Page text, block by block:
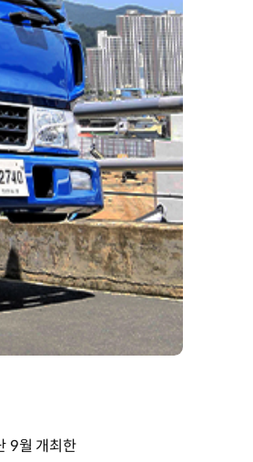
9월 개최한